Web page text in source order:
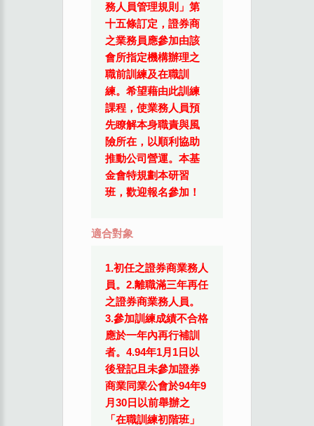
務人員管理規則」第
十五條訂定，證券商
之業務員應參加由該
會所指定機構辦理之
職前訓練及在職訓
練。希望藉由此訓練
課程，使業務人員預
先瞭解本身職責與風
險所在，以順利協助
推動公司營運。本基
金會特規劃本研習
班，歡迎報名參加！
適合對象
1.初任之證券商業務人
員。2.離職滿三年再任
之證券商業務人員。
3.參加訓練成績不合格
應於一年內再行補訓
者。4.94年1月1日以
後登記且未參加證券
商業同業公會於94年9
月30日以前舉辦之
「在職訓練初階班」